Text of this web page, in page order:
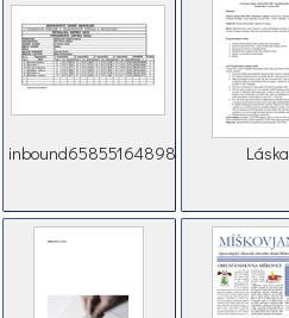
inbound6585516489808861735Láska